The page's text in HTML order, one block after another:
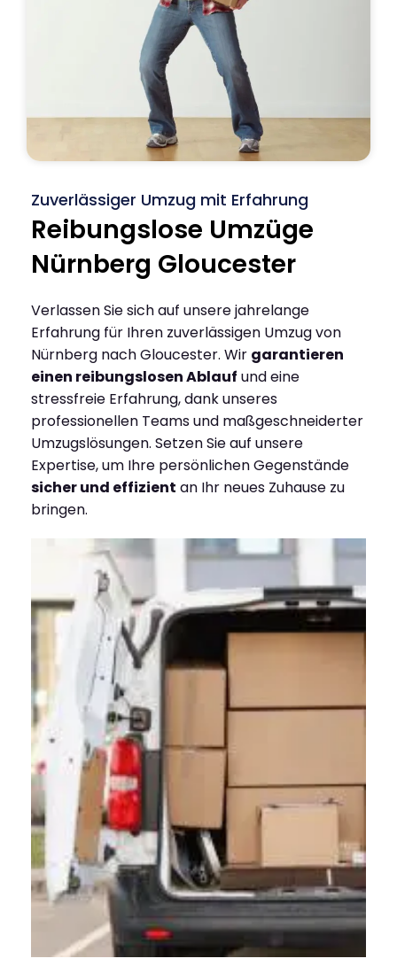
Zuverlässiger Umzug mit Erfahrung
Reibungslose Umzüge
Nürnberg Gloucester
Verlassen Sie sich auf unsere jahrelange
Erfahrung für Ihren zuverlässigen Umzug von
Nürnberg nach Gloucester. Wir garantieren
einen reibungslosen Ablauf und eine
stressfreie Erfahrung, dank unseres
professionellen Teams und maßgeschneiderter
Umzugslösungen. Setzen Sie auf unsere
Expertise, um Ihre persönlichen Gegenstände
sicher und effizient an Ihr neues Zuhause zu
bringen.